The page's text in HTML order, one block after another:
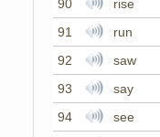
90
rise
91
run
92
saw
93
say
94
see